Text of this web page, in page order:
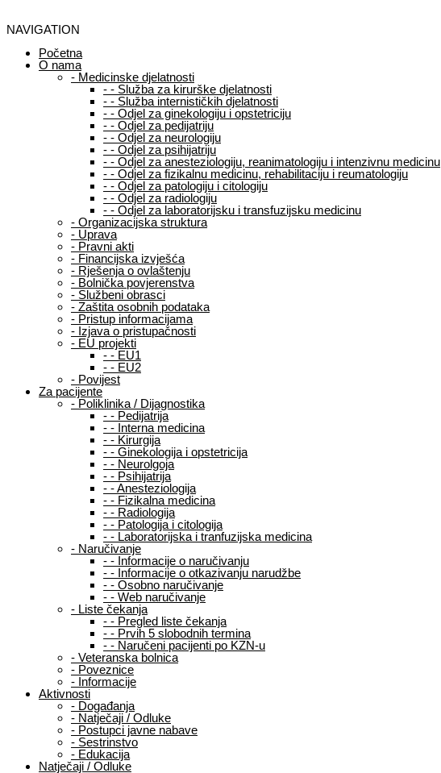
NAVIGATION
Početna
O nama
- Medicinske djelatnosti
- - Služba za kirurške djelatnosti
- - Služba internističkih djelatnosti
- - Odjel za ginekologiju i opstetriciju
- - Odjel za pedijatriju
- - Odjel za neurologiju
- - Odjel za psihijatriju
- - Odjel za anesteziologiju, reanimatologiju i intenzivnu medicinu
- - Odjel za fizikalnu medicinu, rehabilitaciju i reumatologiju
- - Odjel za patologiju i citologiju
- - Odjel za radiologiju
- - Odjel za laboratorijsku i transfuzijsku medicinu
- Organizacijska struktura
- Uprava
- Pravni akti
- Financijska izvješća
- Rješenja o ovlaštenju
- Bolnička povjerenstva
- Službeni obrasci
- Zaštita osobnih podataka
- Pristup informacijama
- Izjava o pristupačnosti
- EU projekti
- - EU1
- - EU2
- Povijest
Za pacijente
- Poliklinika / Dijagnostika
- - Pedijatrija
- - Interna medicina
- - Kirurgija
- - Ginekologija i opstetricija
- - Neurolgoja
- - Psihijatrija
- -Anesteziologija
- - Fizikalna medicina
- - Radiologija
- - Patologija i citologija
- - Laboratorijska i tranfuzijska medicina
- Naručivanje
- - Informacije o naručivanju
- - Informacije o otkazivanju narudžbe
- - Osobno naručivanje
- - Web naručivanje
- Liste čekanja
- - Pregled liste čekanja
- - Prvih 5 slobodnih termina
- - Naručeni pacijenti po KZN-u
- Veteranska bolnica
- Poveznice
- Informacije
Aktivnosti
- Događanja
- Natječaji / Odluke
- Postupci javne nabave
- Sestrinstvo
- Edukacija
Natječaji / Odluke